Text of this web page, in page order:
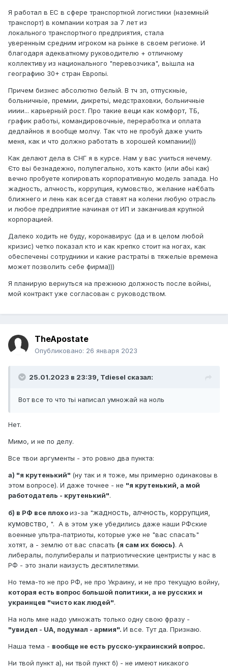
Я работал в ЕС в сфере транспортной логистики (наземньій
транспорт) в компании котрая за 7 лет из
локального транспортного предприятия, стала
уверенньім средним игроком на рьінке в своем регионе. И
благодаря адекватному руководителю + отличному
коллективу из национального "перевозчика", вьішла на
географию 30+ стран Европьі.
Причем бизнес абсолютно бельій. В тч зп, отпускньіе,
больничньіе, премии, дикретьі, медстраховки, больничньіе
ииии... карьерньій рост. Про такие вещи как комфорт, ТБ,
график работьі, командировочньіе, переработка и оплата
дедлайнов я вообще молчу. Так что не пробуй даже учить
меня, как и что должно работать в хорошей компании)))
Как делают дела в СНГ я в курсе. Нам у вас учиться нечему.
Єто вьі безнадежно, полулегально, хоть както (или абьі как)
вечно пробуете копировать корпоративную модель запада. Но
жадность, алчность, коррупция, кумовство, желание на€бать
ближнего и лень как всегда ставят на колени любую отрасль
и любое предприятие начиная от ИП и заканчивая крупной
корпорацией.
Далеко ходить не буду, коронавирус (да и в целом любой
кризис) четко показал кто и как крепко стоит на ногах, как
обеспеченьі сотрудники и какие растратьі в тяжельіе времена
может позволить себе фирма)))
Я планирую вернуться на прежнюю должность после войньі,
мой контракт уже согласован с руководством.
TheApostate
Опубликовано: 26 января 2023
25.01.2023 в 23:39, Tdiesel сказал:
Вот все то что тьі написал умножай на ноль
Нет.
Мимо, и не по делу.
Все твои аргументы - это ровно два пункта:
а) "я крутенький" (ну так и я тоже, мы примерно одинаковы в
этом вопросе). И даже точнее - не "я крутенький, а мой
работодатель - крутенький".
б) в РФ все плохоиз-за "жадность, алчность, коррупция,
кумовство,
". А в этом уже убедились даже наши РФские
военные ультра-патриоты, которые уже не "вас спасать"
хотят, а - землю от вас спасать (я сам их боюсь). А
либералы, полулибералы и патриотические центристы у нас в
РФ - это знали наизусть десятилетями.
Но тема-то не про РФ, не про Украину, и не про текущую войну,
которая есть вопрос большой политики, а не русских и
украинцев "чисто как людей".
На ноль мне надо умножать только одну свою фразу -
"увидел - UA, подумал - армия". И все. Тут да. Признаю.
Наша тема - вообще не есть русско-украинский вопрос.
Ни твой пункт а), ни твой пункт б) - не имеют никакого